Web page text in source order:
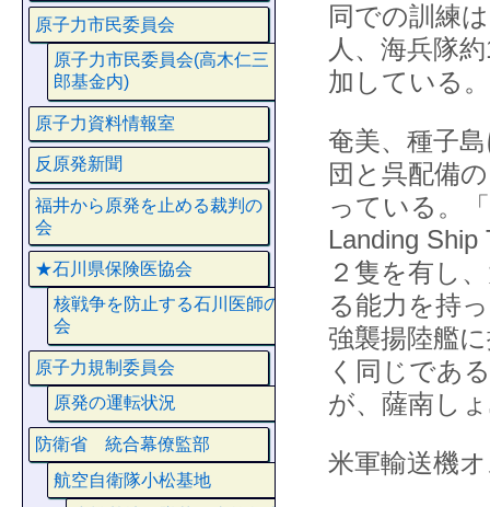
同での訓練
人、海兵隊
加している。
奄美、種子
団と呉配備
っている。
Landing
２隻を有し
る能力を持
強襲揚陸艦
く同じであ
が、薩南し
米軍輸送機
原子力市民委員会
原子力市民委員会(高木仁三
郎基金内)
原子力資料情報室
反原発新聞
福井から原発を止める裁判の
会
★石川県保険医協会
核戦争を防止する石川医師の
会
原子力規制委員会
原発の運転状況
防衛省 統合幕僚監部
航空自衛隊小松基地